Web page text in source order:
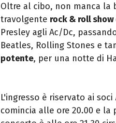
Oltre al cibo, non manca la
travolgente rock & roll
Presley agli Ac/Dc,
Beatles, Rolling Stones e
potente, per una notte di
L'ingresso è riservato ai soci
comincia alle ore 20.00 e